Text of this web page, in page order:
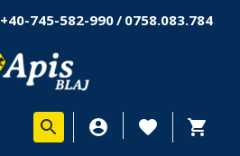
+40-745-582-990/ 0758.083.784